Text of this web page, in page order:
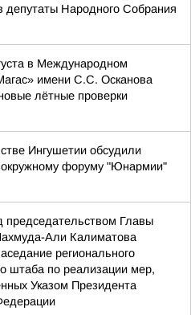
депутаты Народного Собрания
в Международном
имени С.С. Осканова
лётные проверки
Ингушетии обсудили
окружному форуму "Юнармии"
председательством Главы
Али Калиматова
регионального
штаба по реализации мер,
Указом Президента